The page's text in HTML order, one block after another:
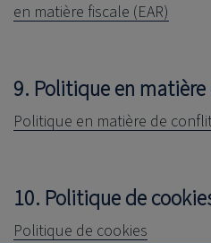
en matière fiscale (EAR)
9. Politique en
Politique en matière de
10. Politique de
Politique de cookies